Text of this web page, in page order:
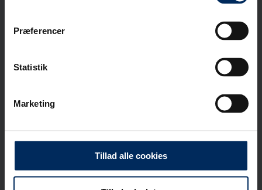
Præferencer
Statistik
Marketing
Tillad alle cookies
brøndskema her.
Download her